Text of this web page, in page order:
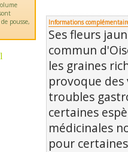
pousse,
Informations
Ses fleurs
commun
les graines
provoque des
troubles
certaines
médicinales
pour